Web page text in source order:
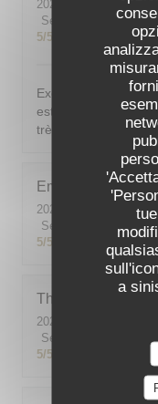
a
2026-08-03
- 19:30 -
Servizio
5/5
Excellent ! Tout est
est vraiment au top
très professionnel.
Emilie
2026-08-05
- 20:30 -
Servizio
5/5
Theo
2026-08-01
Servizio
5/5